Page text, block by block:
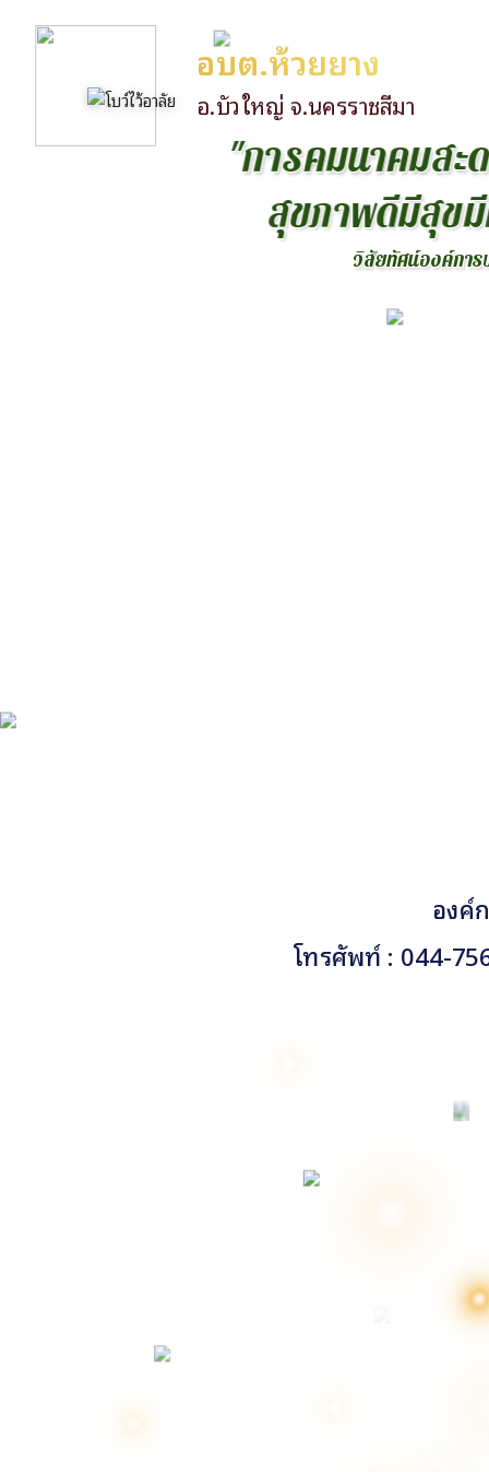
อบต.ห้วยยาง
อ.บัวใหญ่ จ.นครราชสีมา
"การคมนาคมสะด
สขภาพดมสขม
วสยทศนองคการ
องค์
โทรศัพท์ : 044-